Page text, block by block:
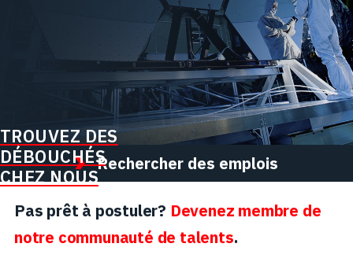
TROUVEZ DES
DÉBOUCHÉS
CHEZ NOUS
Rechercher des emplois
Pas prêt à postuler? Devenez membre de
notre communauté de talents.